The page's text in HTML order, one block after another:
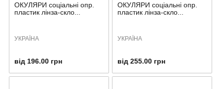
ОКУЛЯРИ соціальні опр.
пластик лінза-скло...
УКРАЇНА
від 196.00 грн
ОКУЛЯРИ соціальні опр.
пластик лінза-скло...
УКРАЇНА
від 255.00 грн